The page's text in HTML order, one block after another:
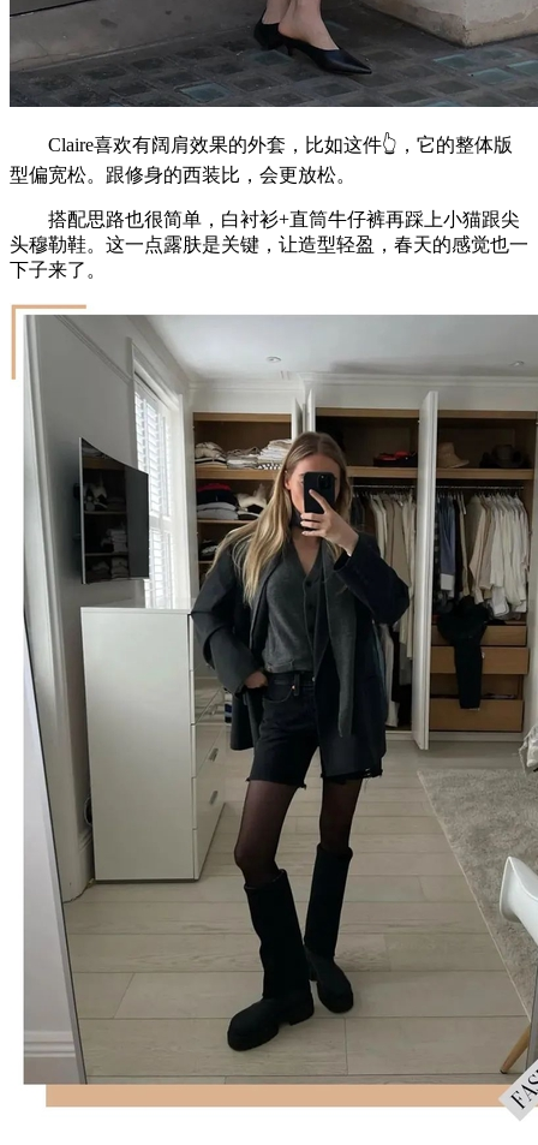
Claire喜欢有阔肩效果的外套，比如这件👆，它的整体版
型偏宽松。跟修身的西装比，会更放松。
搭配思路也很简单，白衬衫+直筒牛仔裤再踩上小猫跟尖
头穆勒鞋。这一点露肤是关键，让造型轻盈，春天的感觉也一
下子来了。